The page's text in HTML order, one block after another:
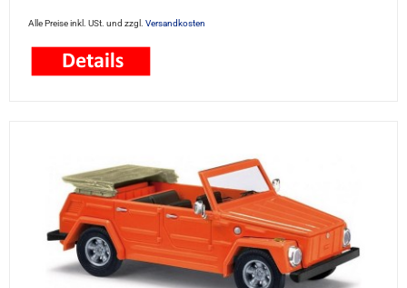
Alle Preise inkl. USt. und zzgl. Versandkosten